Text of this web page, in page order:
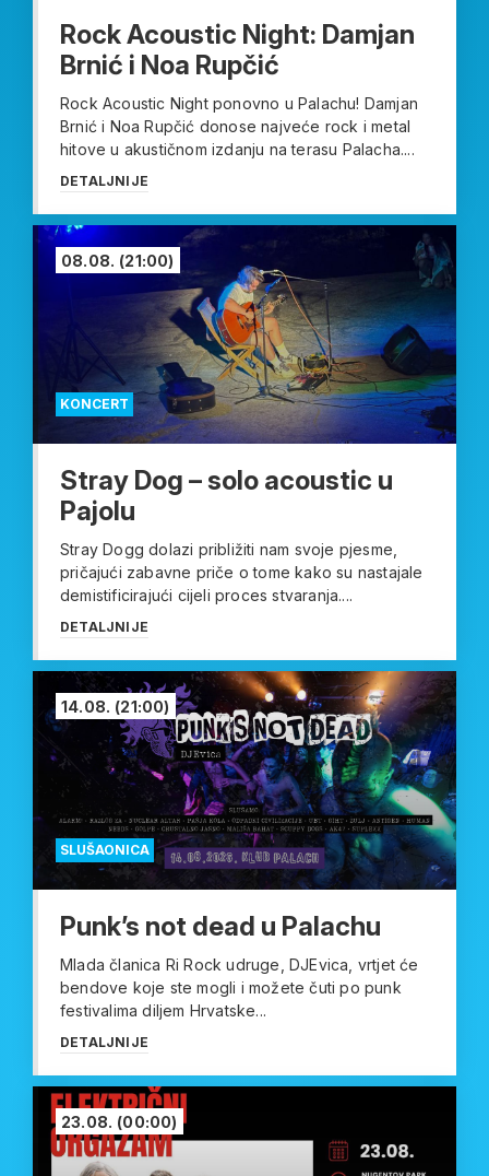
Rock Acoustic Night: Damjan
Brnić i Noa Rupčić
Rock Acoustic Night ponovno u Palachu! Damjan
Brnić i Noa Rupčić donose najveće rock i metal
hitove u akustičnom izdanju na terasu Palacha....
DETALJNIJE
KONCERT
08.08. (21:00)
Stray Dog – solo acoustic u
Pajolu
Stray Dogg dolazi približiti nam svoje pjesme,
pričajući zabavne priče o tome kako su nastajale
demistificirajući cijeli proces stvaranja....
DETALJNIJE
SLUŠAONICA
14.08. (21:00)
Punk’s not dead u Palachu
Mlada članica Ri Rock udruge, DJEvica, vrtjet će
bendove koje ste mogli i možete čuti po punk
festivalima diljem Hrvatske...
DETALJNIJE
23.08. (00:00)